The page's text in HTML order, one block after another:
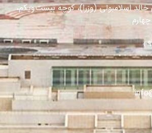
خالد اسلامبولی (وزرا)، کوچه بیست‌ویکم،